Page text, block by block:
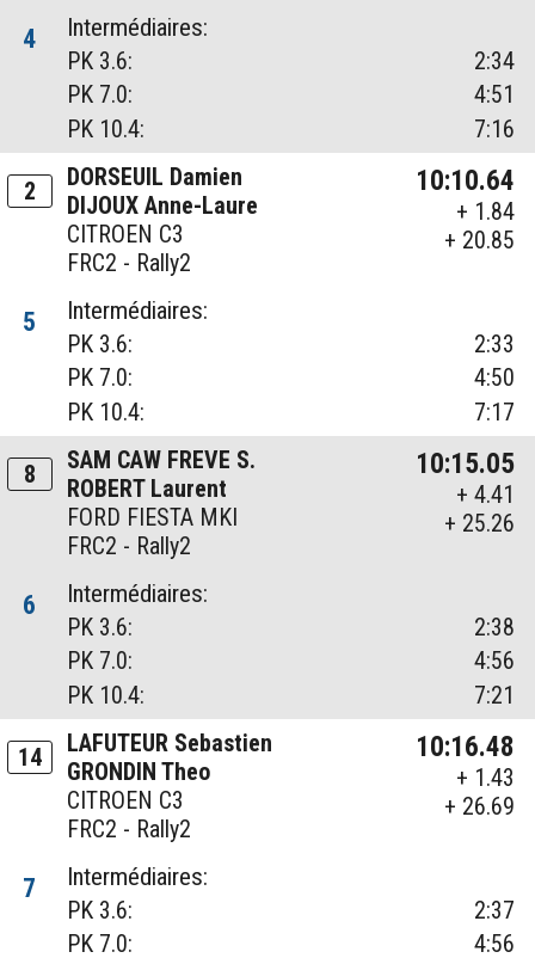
4
Intermédiaires:
PK 3.6:
2:34
PK 7.0:
4:51
PK 10.4:
7:16
2
DORSEUIL Damien
DIJOUX Anne-Laure
CITROEN C3
FRC2 - Rally2
10:10.64
+ 1.84
+ 20.85
5
Intermédiaires:
PK 3.6:
2:33
PK 7.0:
4:50
PK 10.4:
7:17
8
SAM CAW FREVE S.
ROBERT Laurent
FORD FIESTA MKI
FRC2 - Rally2
10:15.05
+ 4.41
+ 25.26
6
Intermédiaires:
PK 3.6:
2:38
PK 7.0:
4:56
PK 10.4:
7:21
14
LAFUTEUR Sebastien
GRONDIN Theo
CITROEN C3
FRC2 - Rally2
10:16.48
+ 1.43
+ 26.69
7
Intermédiaires:
PK 3.6:
2:37
PK 7.0:
4:56